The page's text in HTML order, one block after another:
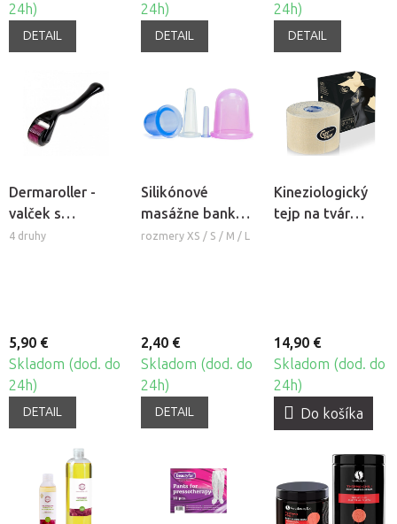
24h)
DETAIL
24h)
DETAIL
24h)
DETAIL
Dermaroller -
valček s
mikroihlami
4 druhy
5,90 €
Skladom (dod. do
24h)
DETAIL
Silikónové
masážne banky
Fabulo Bell
rozmery XS / S / M / L
2,40 €
Skladom (dod. do
24h)
DETAIL
Kineziologický
tejp na tvár
14,90 €
Skladom (dod. do
24h)
Do košíka